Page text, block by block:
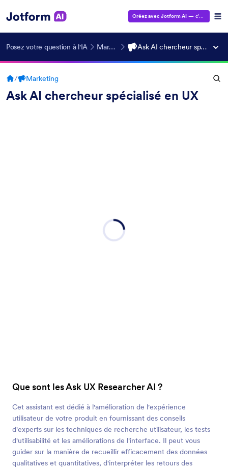
Créez avec Jotform AI — c'est gratuit !
Posez votre question à l'IA Marketing Ask AI chercheur spécialisé en UX
/ Marketing
Ask AI chercheur spécialisé en UX
Que sont les Ask UX Researcher AI ?
Cet assistant est dédié à l'amélioration de l'expérience
utilisateur de votre produit en fournissant des conseils
d'experts sur les techniques de recherche utilisateur, les tests
d'utilisabilité et les améliorations de l'interface. Il peut vous
guider sur la manière de recueillir efficacement des données
qualitatives et quantitatives, d'interpréter les retours des